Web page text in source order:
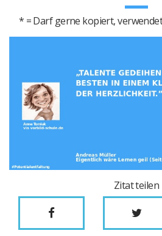
* = Darf gerne kopiert,
Zitat teilen